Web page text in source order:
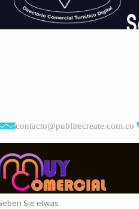
contacto@publirecreate.com.co